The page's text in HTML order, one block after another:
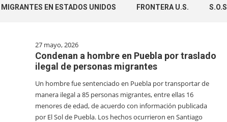
MIGRANTES EN ESTADOS UNIDOS FRONTERA U.S. S.O.S
27 mayo, 2026
Condenan a hombre en Puebla por traslado
ilegal de personas migrantes
Un hombre fue sentenciado en Puebla por transportar de
manera ilegal a 85 personas migrantes, entre ellas 16
menores de edad, de acuerdo con información publicada
por El Sol de Puebla. Los hechos ocurrieron en Santiago